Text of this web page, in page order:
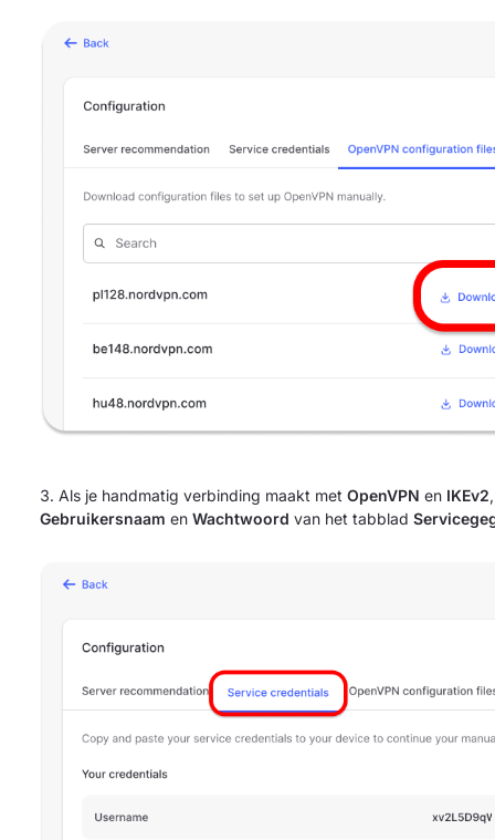
Als je handmatig verbinding maakt met OpenVPN en IKEv2
Gebruikersnaam en Wachtwoord van het tabblad